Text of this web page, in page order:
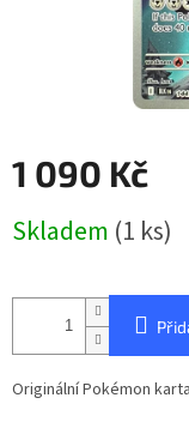
1 090 Kč
cena:
Skladem (1 ks)
Originální Pokémon